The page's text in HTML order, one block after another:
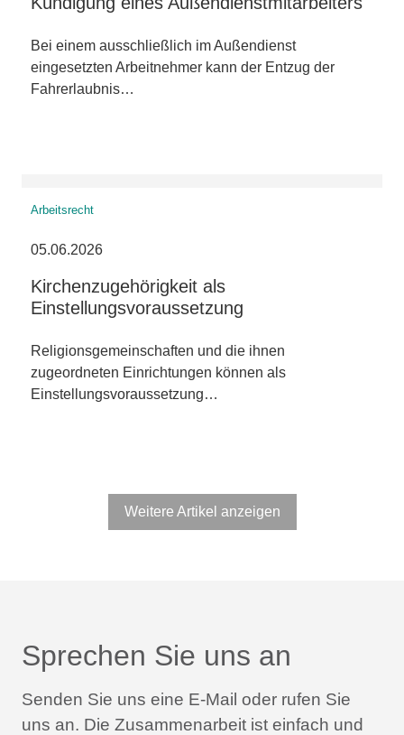
Bei einem ausschließlich im Außendienst
eingesetzten Arbeitnehmer kann der Entzug der
Fahrerlaubnis…
Arbeitsrecht
05.06.2026
Kirchenzugehörigkeit als
Einstellungsvoraussetzung
Religionsgemeinschaften und die ihnen
zugeordneten Einrichtungen können als
Einstellungsvoraussetzung…
Weitere Artikel anzeigen
Sprechen Sie uns an
Senden Sie uns eine E-Mail oder rufen Sie
uns an. Die Zusammenarbeit ist einfach und